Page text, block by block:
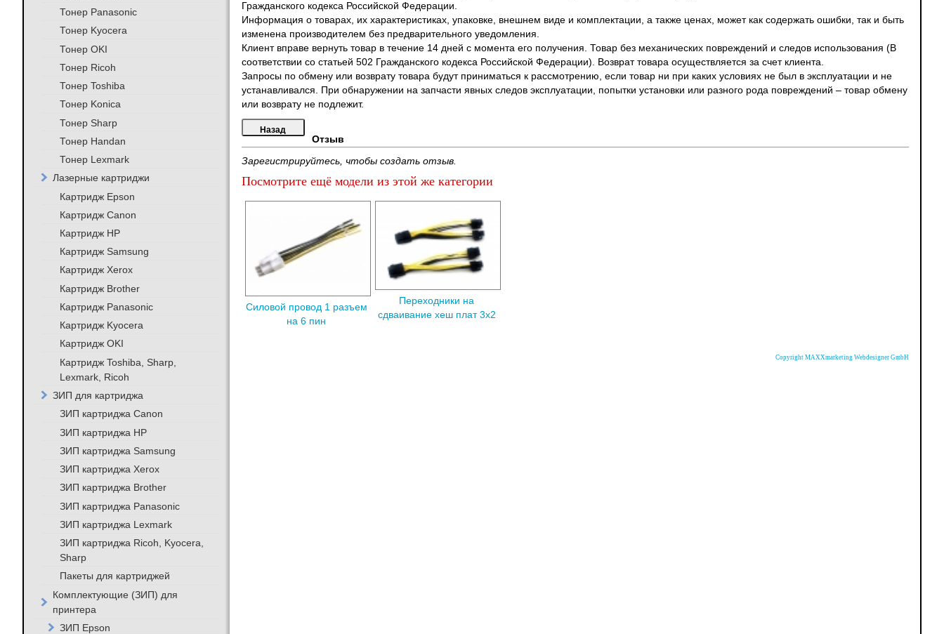
Гражданского кодекса Российской Федерации.
Информация о товарах, их характеристиках, упаковке, внешнем виде и комплектации, а также ценах, может как содержать ошибки, так и быть
изменена производителем без предварительного уведомления.
Клиент вправе вернуть товар в течение 14 дней с момента его получения. Товар без механических повреждений и следов использования (В
соответствии со статьей 502 Гражданского кодекса Российской Федерации). Возврат товара осуществляется за счет клиента.
Запросы по обмену или возврату товара будут приниматься к рассмотрению, если товар ни при каких условиях не был в эксплуатации и не
устанавливался. При обнаружении на запчасти явных следов эксплуатации, попытки установки или разного рода повреждений – товар обмену
или возврату не подлежит.
Отзыв
Зарегистрируйтесь, чтобы создать отзыв.
Посмотрите ещё модели из этой же категории
Силовой провод 1 разъем
на 6 пин
Переходники на
сдваивание хеш плат 3х2
Copyright MAXXmarketing Webdesigner GmbH
Тонер Panasonic
Тонер Kyocera
Тонер OKI
Тонер Ricoh
Тонер Toshiba
Тонер Konica
Тонер Sharp
Тонер Handan
Тонер Lexmark
Лазерные картриджи
Картридж Epson
Картридж Canon
Картридж HP
Картридж Samsung
Картридж Xerox
Картридж Brother
Картридж Panasonic
Картридж Kyocera
Картридж OKI
Картридж Toshiba, Sharp,
Lexmark, Ricoh
ЗИП для картриджа
ЗИП картриджа Canon
ЗИП картриджа HP
ЗИП картриджа Samsung
ЗИП картриджа Xerox
ЗИП картриджа Brother
ЗИП картриджа Panasonic
ЗИП картриджа Lexmark
ЗИП картриджа Ricoh, Kyocera,
Sharp
Пакеты для картриджей
Комплектующие (ЗИП) для
принтера
ЗИП Epson